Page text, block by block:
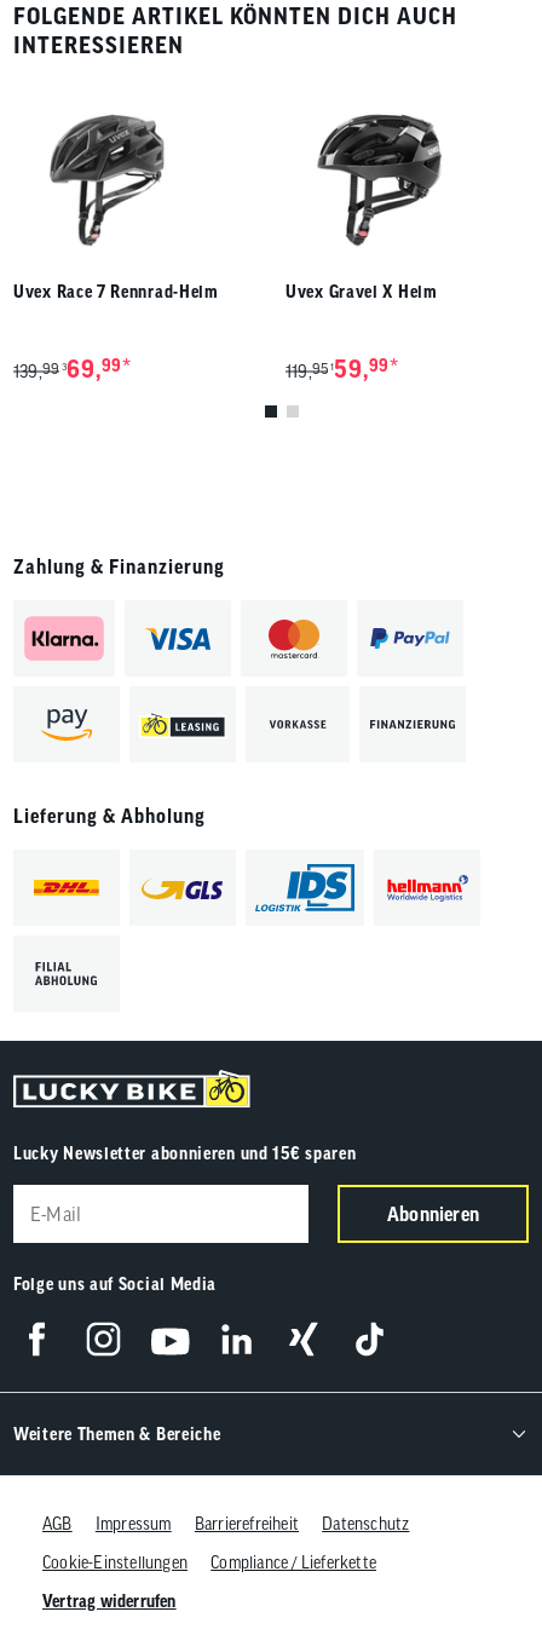
FOLGENDE ARTIKEL KÖNNTEN DICH AUCH
INTERESSIEREN
Uvex Race 7 Rennrad-Helm
139,99 369,99*
Uvex Gravel X Helm
119,95 159,99*
Zahlung & Finanzierung
Lieferung & Abholung
Lucky Newsletter abonnieren und 15€ sparen
Abonnieren
Folge uns auf Social Media
Weitere Themen & Bereiche
AGB Impressum Barrierefreiheit
Datenschutz
Cookie-Einstellungen
Compliance / Lieferkette
Vertrag widerrufen